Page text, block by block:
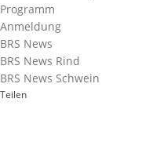
Programm
Anmeldung
BRS News
BRS News Rind
BRS News Schwein
Teilen